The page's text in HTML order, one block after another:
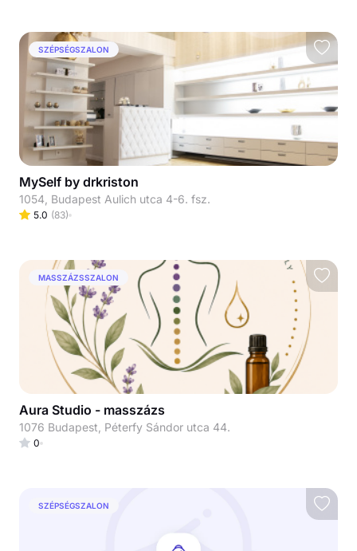
SZÉPSÉGSZALON
MySelf by drkriston
1054, Budapest Aulich utca 4-6. fsz.
5.0 (83)
MASSZÁZSSZALON
Aura Studio - masszázs
1076 Budapest, Péterfy Sándor utca 44.
0
SZÉPSÉGSZALON